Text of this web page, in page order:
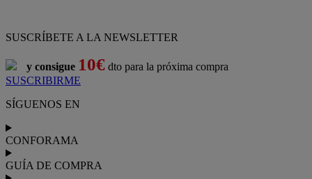
SUSCRÍBETE A LA NEWSLETTER
y consigue 10€ dto para la próxima compra
SUSCRIBIRME
SÍGUENOS EN
CONFORAMA
GUÍA DE COMPRA